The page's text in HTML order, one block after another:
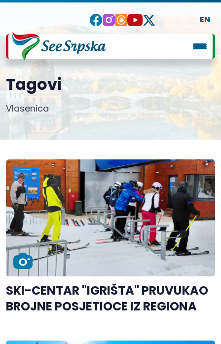
EN
Tagovi
Vlasenica
SKI-CENTAR "IGRIŠTA" PRUVUKAO
BROJNE POSJETIOCE IZ REGIONA